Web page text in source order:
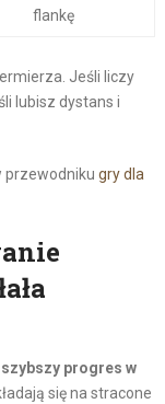
flankę
Jeśli liczy
lubisz dystans i
przewodniku gry dla
progres w
się na stracone